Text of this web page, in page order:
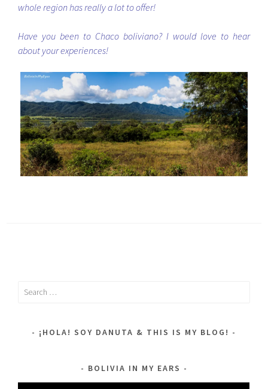
whole region has really a lot to offer!
Have you been to Chaco boliviano? I would love to hear
about your experiences!
Search
¡HOLA! SOY DANUTA & THIS IS MY BLOG!
BOLIVIA IN MY EARS